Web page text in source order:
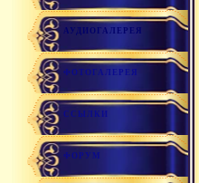
АУДИОГАЛЕРЕЯ
ФОТОГАЛЕРЕЯ
ССЫЛКИ
ФОРУМ